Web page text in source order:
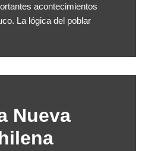
acontecimientos
La lógica del poblar
Nueva